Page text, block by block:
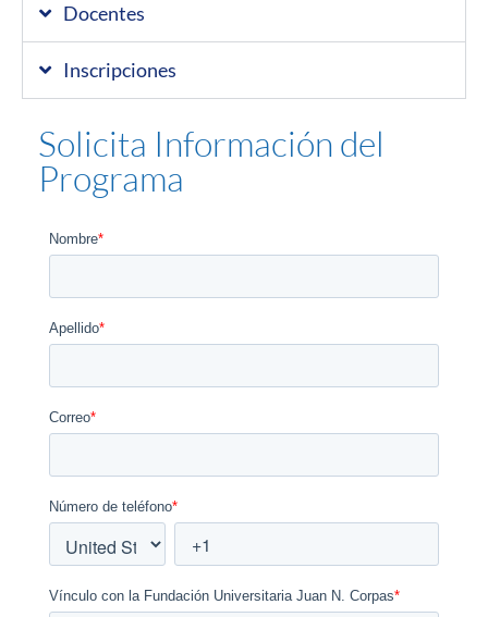
Solicita Información del
Programa
Docentes
Inscripciones